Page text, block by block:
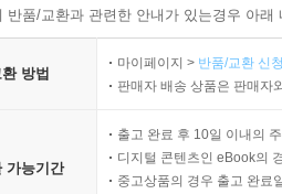
품/교환과 관련한 안내가 있는경우 아
방법
마이페이지 > 반품/교환 신
판매자 배송 상품은 판매자
가능기간
출고 완료 후 10일 이내의
디지털 콘텐츠인 eBook의
중고상품의 경우 출고 완료